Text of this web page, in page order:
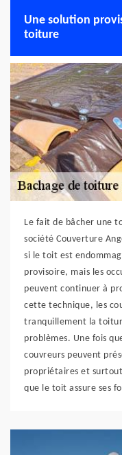
Une solution
toiture
Le fait de bâcher une
société Couverture
si le toit est
provisoire, mais les
peuvent continuer à
cette technique, les
tranquillement la
problèmes. Une fois
couvreurs peuvent
propriétaires et
que le toit assure ses